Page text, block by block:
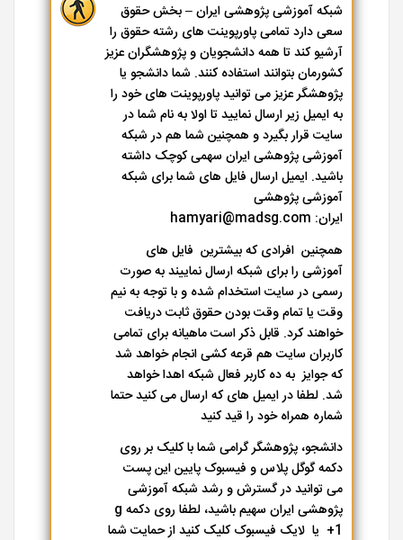
شبکه آموزشی پژوهشی ایران – بخش حقوق
سعی دارد تمامی پاورپوینت های رشته حقوق را
آرشیو کند تا همه دانشجویان و پژوهشگران عزیز
کشورمان بتوانند استفاده کنند. شما دانشجو یا
پژوهشگر عزیز می توانید پاورپوینت های خود را
به ایمیل زیر ارسال نمایید تا اولا به نام شما در
سایت قرار بگیرد و همچنین شما هم در شبکه
آموزشی پژوهشی ایران سهمی کوچک داشته
باشید. ایمیل ارسال فایل های شما برای شبکه
آموزشی پژوهشی
ایران: hamyari@madsg.com
همچنین افرادی که بیشترین فایل های
آموزشی را برای شبکه ارسال نماییند به صورت
رسمی در سایت استخدام شده و با توجه به نیم
وقت یا تمام وقت بودن حقوق ثابت دریافت
خواهند کرد. قابل ذکر است ماهیانه برای تمامی
کاربران سایت هم قرعه کشی انجام خواهد شد
که جوایز به ده کاربر فعال شبکه اهدا خواهد
شد. لطفا در ایمیل های که ارسال می کنید حتما
شماره همراه خود را قید کنید
دانشجو، پژوهشگر گرامی شما با کلیک بر روی
دکمه گوگل پلاس و فیسبوک پایین این پست
می توانید در گسترش و رشد شبکه آموزشی
پژوهشی ایران سهیم باشید، لطفا روی دکمه g
+1 یا لایک فیسبوک کلیک کنید از حمایت شما